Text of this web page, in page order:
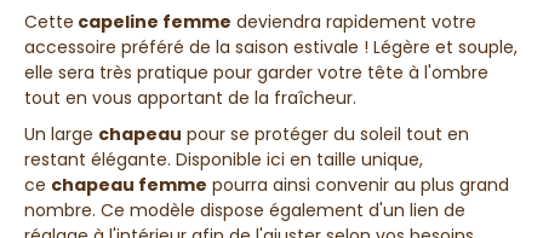
Cette capeline femme deviendra rapidement votre
accessoire préféré de la saison estivale ! Légère et souple,
elle sera très pratique pour garder votre tête à l'ombre
tout en vous apportant de la fraîcheur.
Un large chapeau pour se protéger du soleil tout en
restant élégante. Disponible ici en taille unique,
ce chapeau femme pourra ainsi convenir au plus grand
nombre. Ce modèle dispose également d'un lien de